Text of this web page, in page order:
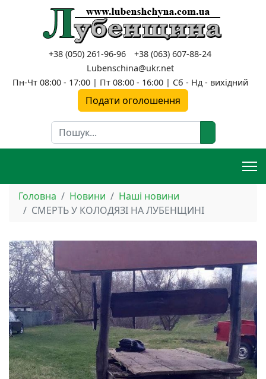
+38 (050) 261-96-96
+38 (063) 607-88-24
Lubenschina@ukr.net
Пн-Чт 08:00 - 17:00 | Пт 08:00 - 16:00 | Сб - Нд - вихідний
Подати оголошення
Пошук
Головна Новини
Наші новини
СМЕРТЬ У КОЛОДЯЗІ НА ЛУБЕНЩИНІ